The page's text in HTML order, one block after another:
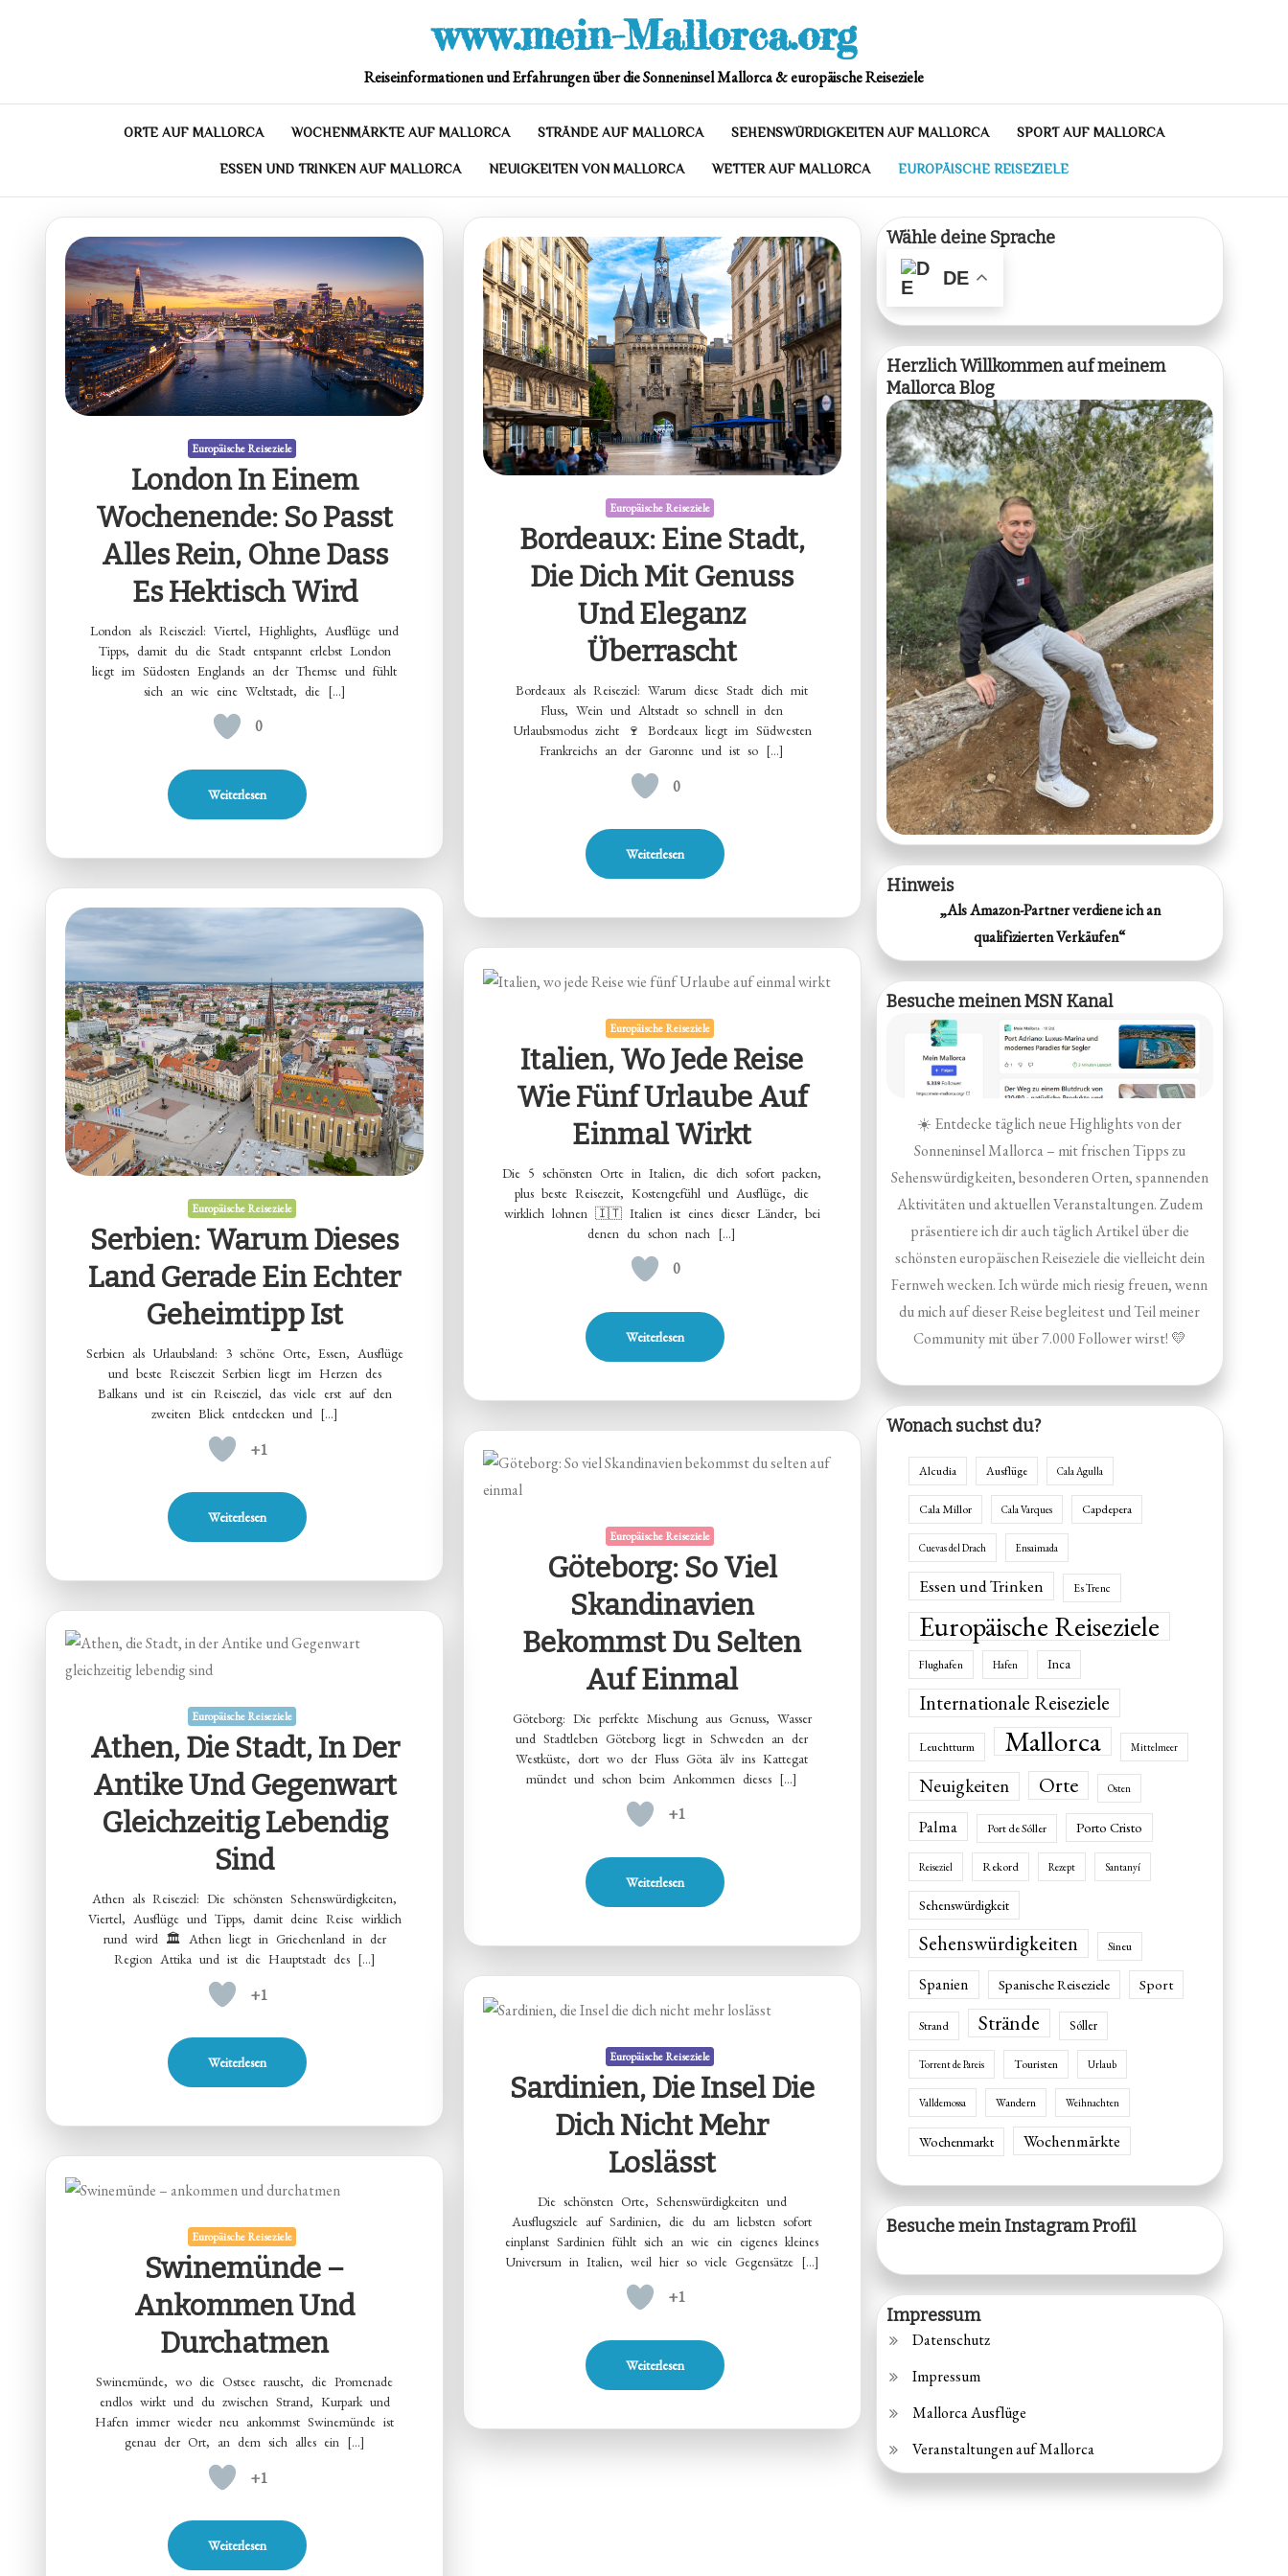
www.mein-Mallorca.org
Reiseinformationen und Erfahrungen über die Sonneninsel Mallorca & europäische Reiseziele
ORTE AUF MALLORCA WOCHENMÄRKTE AUF MALLORCA STRÄNDE AUF MALLORCA SEHENSWÜRDIGKEITEN AUF MALLORCA SPORT AUF MALLORCA
ESSEN UND TRINKEN AUF MALLORCA NEUIGKEITEN VON MALLORCA WETTER AUF MALLORCA EUROPÄISCHE REISEZIELE
Europäische Reiseziele
London In Einem
Wochenende: So Passt
Alles Rein, Ohne Dass
Es Hektisch Wird
London als Reiseziel: Viertel, Highlights, Ausflüge und
Tipps, damit du die Stadt entspannt erlebst London
liegt im Südosten Englands an der Themse und fühlt
sich an wie eine Weltstadt, die […]
0
Weiterlesen
Europäische Reiseziele
Bordeaux: Eine Stadt,
Die Dich Mit Genuss
Und Eleganz
Überrascht
Bordeaux als Reiseziel: Warum diese Stadt dich mit
Fluss, Wein und Altstadt so schnell in den
Urlaubsmodus zieht 🍷 Bordeaux liegt im Südwesten
Frankreichs an der Garonne und ist so […]
0
Weiterlesen
Europäische Reiseziele
Serbien: Warum Dieses
Land Gerade Ein Echter
Geheimtipp Ist
Serbien als Urlaubsland: 3 schöne Orte, Essen, Ausflüge
und beste Reisezeit Serbien liegt im Herzen des
Balkans und ist ein Reiseziel, das viele erst auf den
zweiten Blick entdecken und […]
+1
Weiterlesen
Europäische Reiseziele
Italien, Wo Jede Reise
Wie Fünf Urlaube Auf
Einmal Wirkt
Die 5 schönsten Orte in Italien, die dich sofort packen,
plus beste Reisezeit, Kostengefühl und Ausflüge, die
wirklich lohnen 🇮🇹 Italien ist eines dieser Länder, bei
denen du schon nach […]
0
Weiterlesen
Europäische Reiseziele
Göteborg: So Viel
Skandinavien
Bekommst Du Selten
Auf Einmal
Göteborg: Die perfekte Mischung aus Genuss, Wasser
und Stadtleben Göteborg liegt in Schweden an der
Westküste, dort wo der Fluss Göta älv ins Kattegat
mündet und schon beim Ankommen dieses […]
+1
Weiterlesen
Europäische Reiseziele
Athen, Die Stadt, In Der
Antike Und Gegenwart
Gleichzeitig Lebendig
Sind
Athen als Reiseziel: Die schönsten Sehenswürdigkeiten,
Viertel, Ausflüge und Tipps, damit deine Reise wirklich
rund wird 🏛️ Athen liegt in Griechenland in der
Region Attika und ist die Hauptstadt des […]
+1
Weiterlesen Europäische Reiseziele
Sardinien, Die Insel Die
Dich Nicht Mehr
Loslässt
Die schönsten Orte, Sehenswürdigkeiten und
Ausflugsziele auf Sardinien, die du am liebsten sofort
einplanst Sardinien fühlt sich an wie ein eigenes kleines
Universum in Italien, weil hier so viele Gegensätze […]
+1
Weiterlesen
Europäische Reiseziele
Swinemünde –
Ankommen Und
Durchatmen
Swinemünde, wo die Ostsee rauscht, die Promenade
endlos wirkt und du zwischen Strand, Kurpark und
Hafen immer wieder neu ankommst Swinemünde ist
genau der Ort, an dem sich alles ein […]
+1
Weiterlesen
Wähle deine Sprache
DE
Herzlich Willkommen auf meinem
Mallorca Blog
Hinweis
„Als Amazon-Partner verdiene ich an
qualifizierten Verkäufen“
Besuche meinen MSN Kanal
☀️ Entdecke täglich neue Highlights von der
Sonneninsel Mallorca – mit frischen Tipps zu
Sehenswürdigkeiten, besonderen Orten, spannenden
Aktivitäten und aktuellen Veranstaltungen. Zudem
präsentiere ich dir auch täglich Artikel über die
schönsten europäischen Reiseziele die vielleicht dein
Fernweh wecken. Ich würde mich riesig freuen, wenn
du mich auf dieser Reise begleitest und Teil meiner
Community mit über 7.000 Follower wirst! 💛
Wonach suchst du?
Alcudia Ausflüge Cala Agulla
Cala Millor Cala Varques Capdepera
Cuevas del Drach Ensaimada
Essen und Trinken Es Trenc
Europäische Reiseziele
Flughafen Hafen Inca
Internationale Reiseziele
Leuchtturm Mallorca Mittelmeer
Neuigkeiten Orte Osten
Palma Port de Sóller Porto Cristo
Reiseziel Rekord Rezept Santanyí
Sehenswürdigkeit
Sehenswürdigkeiten Sineu
Spanien Spanische Reiseziele Sport
Strand Strände Sóller
Torrent de Pareis Touristen Urlaub
Valldemossa Wandern Weihnachten
Wochenmarkt Wochenmärkte
Besuche mein Instagram Profil
Impressum
Datenschutz
Impressum
Mallorca Ausflüge
Veranstaltungen auf Mallorca